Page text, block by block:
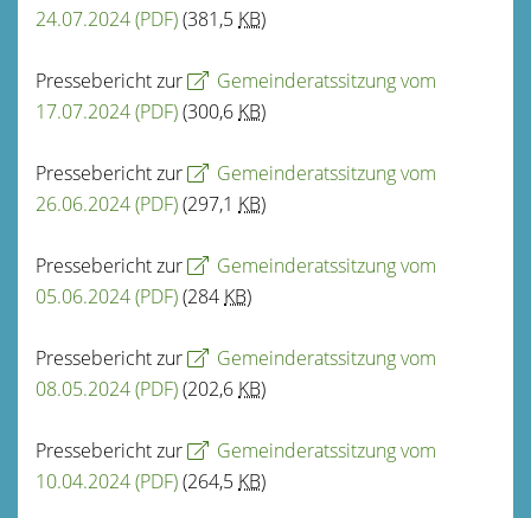
24.07.2024(PDF)(381,5 KB)
Pressebericht zur
Gemeinderatssitzung vom
17.07.2024(PDF)(300,6 KB)
Pressebericht zur
Gemeinderatssitzung vom
26.06.2024(PDF)(297,1 KB)
Pressebericht zur
Gemeinderatssitzung vom
05.06.2024(PDF)(284 KB)
Pressebericht zur
Gemeinderatssitzung vom
08.05.2024(PDF)(202,6 KB)
Pressebericht zur
Gemeinderatssitzung vom
10.04.2024(PDF)(264,5 KB)